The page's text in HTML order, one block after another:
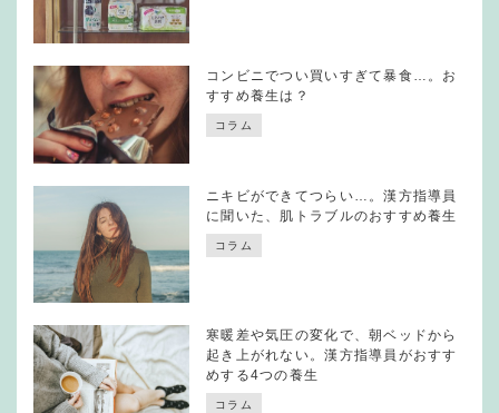
コンビニでつい買いすぎて暴食…。お
すすめ養生は？
コラム
ニキビができてつらい…。漢方指導員
に聞いた、肌トラブルのおすすめ養生
コラム
寒暖差や気圧の変化で、朝ベッドから
起き上がれない。漢方指導員がおすす
めする4つの養生
コラム